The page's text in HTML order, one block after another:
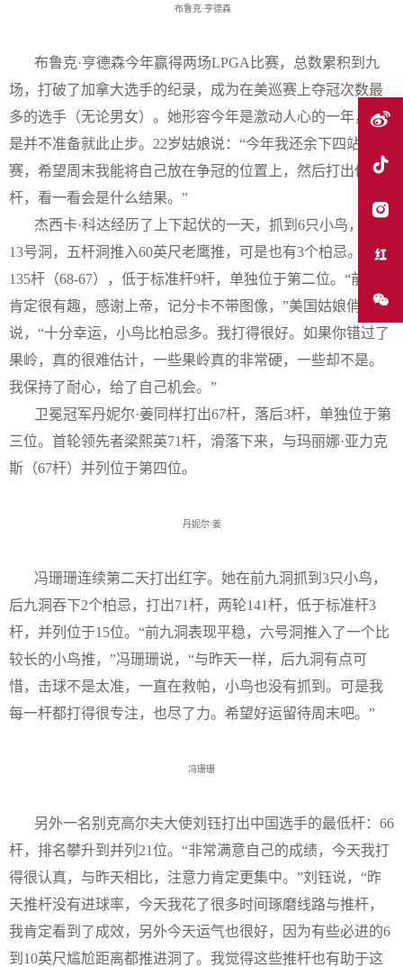
布鲁克·亨德森
布鲁克·亨德森今年赢得两场LPGA 比赛，总数累积到九
场，打破了加拿大选手的纪录，成为在美巡赛上夺冠次数最
多的选手（无论男女）。她形容今年是激动人心的一年，可
是并不准备就此止步。 22岁姑娘说：“今年我还余下四站比
赛，希望周末我能将自己放在争冠的位置上，然后打出低
杆，看一看会是什么结果。”
杰西卡·科达经历了上下起伏的一天，抓到 6只小鸟，并于
13号洞，五杆洞推入60英尺老鹰推，可是也有3个柏忌。她以
135杆（68-67），低于标准杆9杆，单独位于第二位。“前九洞
肯定很有趣，感谢上帝，记分卡不带图像，”美国姑娘俏皮地
说，“十分幸运，小鸟比柏忌多。我打得很好。如果你错过了
果岭，真的很难估计，一些果岭真的非常硬，一些却不是。
我保持了耐心，给了自己机会。”
卫冕冠军丹妮尔·姜同样打出67杆，落后3杆，单独位于第
三位。首轮领先者梁熙英71杆，滑落下来，与玛丽娜·亚力克
斯（67杆）并列位于第四位。
丹妮尔·姜
冯珊珊连续第二天打出红字。她在前九洞抓到 3只小鸟，
后九洞吞下2个柏忌，打出71杆，两轮141杆，低于标准杆3
杆，并列位于15位。“前九洞表现平稳，六号洞推入了一个比
较长的小鸟推，”冯珊珊说，“与昨天一样，后九洞有点可
惜，击球不是太准，一直在救帕，小鸟也没有抓到。可是我
每一杆都打得很专注，也尽了力。希望好运留待周末吧。”
冯珊珊
另外一名别克高尔夫大使刘钰打出中国选手的最低杆： 66
杆，排名攀升到并列 21位。“非常满意自己的成绩，今天我打
得很认真，与昨天相比，注意力肯定更集中。”刘钰说，“昨
天推杆没有进球率，今天我花了很多时间琢磨线路与推杆，
我肯定看到了成效，另外今天运气也很好，因为有些必进的6
到 10英尺尴尬距离都推进洞了。我觉得这些推杆也有助于这